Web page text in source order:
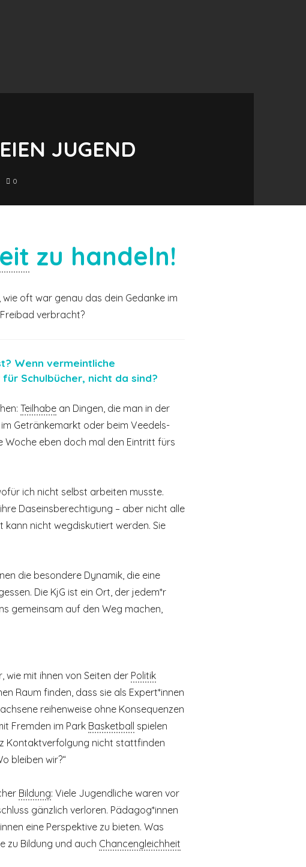
JUGEND
0
zu handeln!
oft war genau das dein Gedanke im
verbracht?
Wenn vermeintliche
Schulbücher, nicht da sind?
Teilhabe an Dingen, die man in der
Getränkemarkt oder beim Veedels-
Woche eben doch mal den Eintritt fürs
ich nicht selbst arbeiten musste.
Daseinsberechtigung – aber nicht alle
kann nicht wegdiskutiert werden. Sie
die besondere Dynamik, die eine
Die KjG ist ein Ort, der jedem*r
gemeinsam auf den Weg machen,
mit ihnen von Seiten der Politik
Raum finden, dass sie als Expert*innen
reihenweise ohne Konsequenzen
Fremden im Park Basketball spielen
Kontaktverfolgung nicht stattfinden
bleiben wir?“
Bildung: Viele Jugendliche waren vor
gänzlich verloren. Pädagog*innen
eine Perspektive zu bieten. Was
zu Bildung und auch Chancengleichheit